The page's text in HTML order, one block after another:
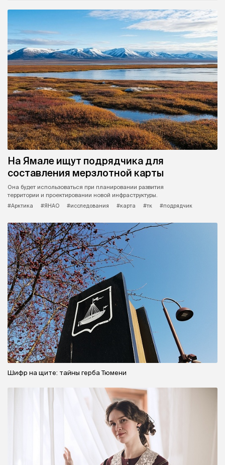
На Ямале ищут подрядчика для
составления мерзлотной карты
Она будет использоваться при планировании развития
территории и проектировании новой инфраструктуры.
#Арктика
#ЯНАО #исследования #карта #тк #подрядчик
Шифр на щите: тайны герба Тюмени